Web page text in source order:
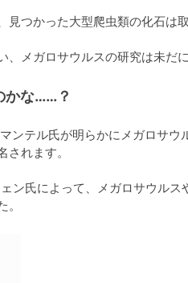
つかった大型爬虫類の化石は
メガロサウルスの研究は未だ
かな……？
ンテル氏が明らかにメガロサ
れます。
ン氏によって、メガロサウル